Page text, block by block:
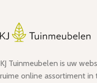
KJ Tuinmeubelen is uw
ruime online assortiment in